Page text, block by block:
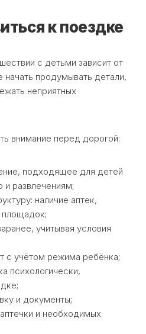
к поездке
с детьми зависит от
продумывать детали,
неприятных
внимание перед дорогой:
подходящее для детей
и развлечениям;
наличие аптек,
площадок;
учитывая условия
с учётом режима ребёнка;
психологически,
и документы;
и необходимых